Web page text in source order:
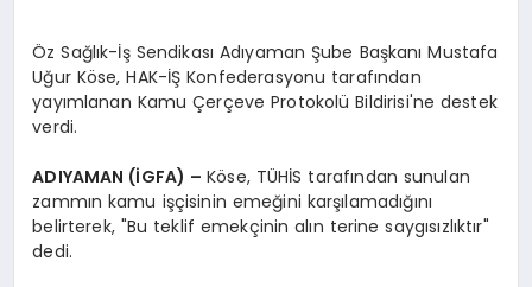
Öz Sağlık-İş Sendikası Adıyaman Şube Başkanı Mustafa
Uğur Köse, HAK-İŞ Konfederasyonu tarafından
yayımlanan Kamu Çerçeve Protokolü Bildirisi'ne destek
verdi.
ADIYAMAN (İGFA) –Köse, TÜHİS tarafından sunulan
zammın kamu işçisinin emeğini karşılamadığını
belirterek, "Bu teklif emekçinin alın terine saygısızlıktır"
dedi.